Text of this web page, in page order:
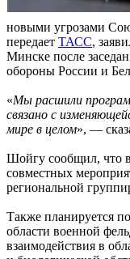
новыми угрозами
передает ТАСС,
Минске после
обороны России и
«Мы расшили
связано с
мире в целом», —
Шойгу сообщил, что
совместных
региональной
Также планируется
области военной
взаимодействия в